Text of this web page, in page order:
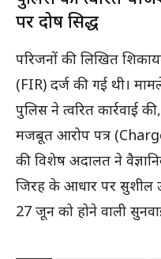
पर दोष सिद्ध
परिजनों की लिखित
(FIR) दर्ज की गई थी।
पुलिस ने त्वरित कार्रवाई
मजबूत आरोप पत्र
की विशेष अदालत ने
जिरह के आधार पर सुशील
27 जून को होने वाली